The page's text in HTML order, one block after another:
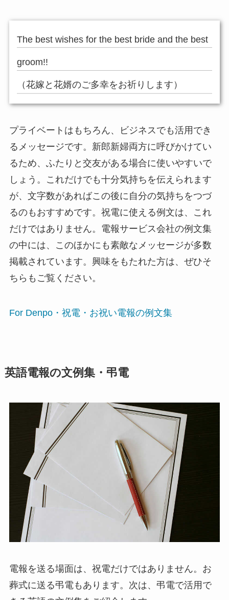
The best wishes for the best bride and the best
groom!!
（花嫁と花婿のご多幸をお祈りします）
プライベートはもちろん、ビジネスでも活用でき
るメッセージです。新郎新婦両方に呼びかけてい
るため、ふたりと交友がある場合に使いやすいで
しょう。これだけでも十分気持ちを伝えられます
が、文字数があればこの後に自分の気持ちをつづ
るのもおすすめです。祝電に使える例文は、これ
だけではありません。電報サービス会社の例文集
の中には、このほかにも素敵なメッセージが多数
掲載されています。興味をもたれた方は、ぜひそ
ちらもご覧ください。
For Denpo・祝電・お祝い電報の例文集
英語電報の文例集・弔電
電報を送る場面は、祝電だけではありません。お
葬式に送る弔電もあります。次は、弔電で活用で